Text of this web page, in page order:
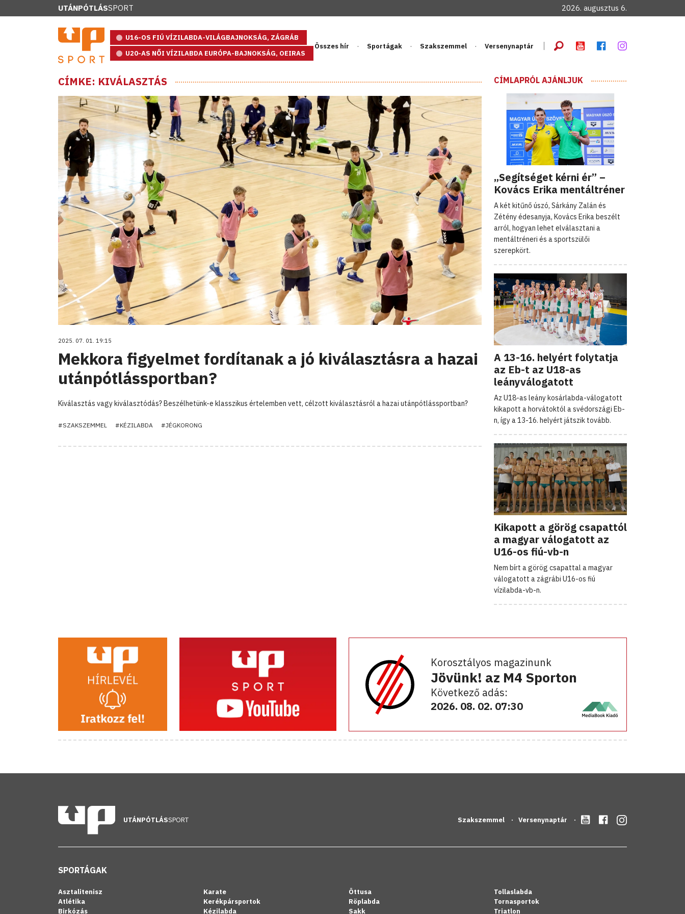
UTÁNPÓTLÁSSPORT 2026. augusztus 6.
U16-OS FIÚ VÍZILABDA-VILÁGBAJNOKSÁG, ZÁGRÁB
U20-AS NŐI VÍZILABDA EURÓPA-BAJNOKSÁG, OEIRAS
Összes hír Sportágak Szakszemmel Versenynaptár
CÍMKE: KIVÁLASZTÁS
2025. 07. 01. 19:15
Mekkora figyelmet fordítanak a jó kiválasztásra a hazai
utánpótlássportban?
Kiválasztás vagy kiválasztódás? Beszélhetünk-e klasszikus értelemben vett, célzott kiválasztásról a hazai utánpótlássportban?
#SZAKSZEMMEL #KÉZILABDA #JÉGKORONG
CÍMLAPRÓL AJÁNLJUK
„Segítséget kérni ér” –
Kovács Erika mentáltréner
A két kitűnő úszó, Sárkány Zalán és
Zétény édesanyja, Kovács Erika beszélt
arról, hogyan lehet elválasztani a
mentáltréneri és a sportszülői
szerepkört.
A 13-16. helyért folytatja
az Eb-t az U18-as
leányválogatott
Az U18-as leány kosárlabda-válogatott
kikapott a horvátoktól a svédországi Eb-
n, így a 13-16. helyért játszik tovább.
Kikapott a görög csapattól
a magyar válogatott az
U16-os fiú-vb-n
Nem bírt a görög csapattal a magyar
válogatott a zágrábi U16-os fiú
vízilabda-vb-n.
Korosztályos magazinunk
Jövünk! az M4 Sporton
Következő adás:
2026. 08. 02. 07:30
UTÁNPÓTLÁSSPORT Szakszemmel Versenynaptár
SPORTÁGAK
Asztalitenisz
Atlétika
Birkózás
Karate
Kerékpársportok
Kézilabda
Öttusa
Röplabda
Sakk
Tollaslabda
Tornasportok
Triatlon